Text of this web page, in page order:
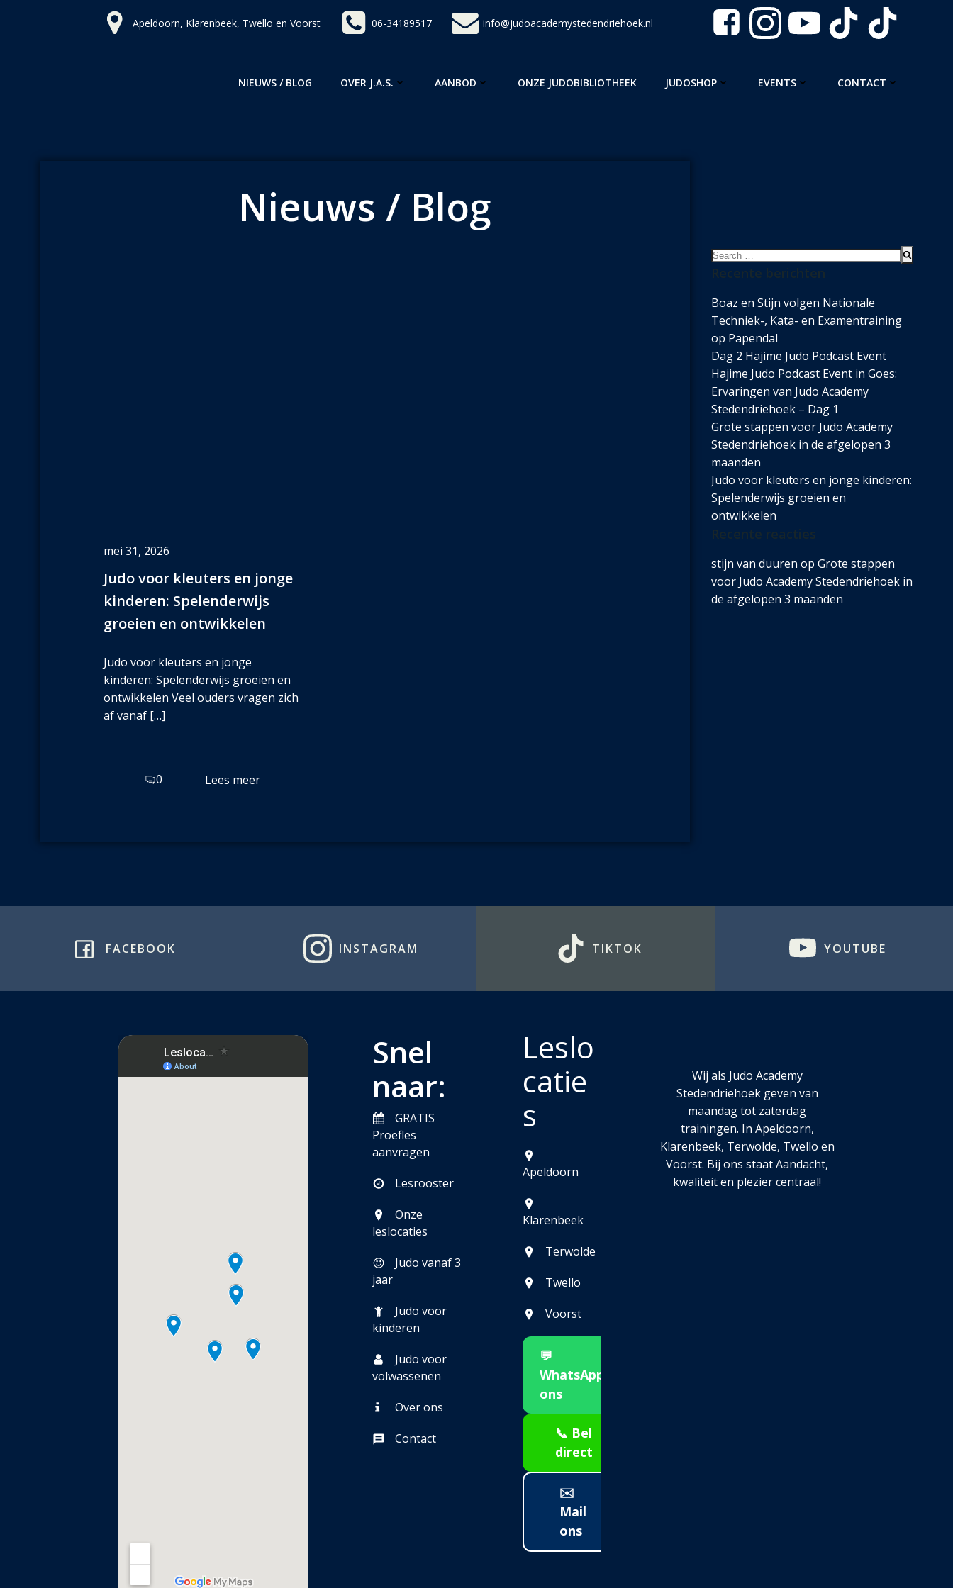
Apeldoorn, Klarenbeek, Twello en Voorst 06-34189517 info@judoacademystedendriehoek.nl
NIEUWS / BLOG OVER J.A.S. AANBOD ONZE JUDOBIBLIOTHEEK JUDOSHOP EVENTS CONTACT
Nieuws / Blog
mei 31, 2026
Judo voor kleuters en jonge
kinderen: Spelenderwijs
groeien en ontwikkelen
Judo voor kleuters en jonge
kinderen: Spelenderwijs groeien en
ontwikkelen Veel ouders vragen zich
af vanaf […]
0 Lees meer
Search
Boaz en Stijn volgen Nationale
Techniek-, Kata- en Examentraining
op Papendal
Dag 2 Hajime Judo Podcast Event
Hajime Judo Podcast Event in Goes:
Ervaringen van Judo Academy
Stedendriehoek – Dag 1
Grote stappen voor Judo Academy
Stedendriehoek in de afgelopen 3
maanden
Judo voor kleuters en jonge kinderen:
Spelenderwijs groeien en
ontwikkelen
stijn van duuren op Grote stappen
voor Judo Academy Stedendriehoek in
de afgelopen 3 maanden
FACEBOOK INSTAGRAM TIKTOK YOUTUBE
Snel
naar:
GRATIS
Proefles
aanvragen
Lesrooster
Onze
leslocaties
Judo vanaf 3
jaar
Judo voor
kinderen
Judo voor
volwassenen
Over ons
Contact
Leslo
catie
s
Apeldoorn
Klarenbeek
Terwolde
Twello
Voorst
💬
WhatsApp
ons
📞 Bel
direct
✉️
Mail
ons
Wij als Judo Academy
Stedendriehoek geven van
maandag tot zaterdag
trainingen. In Apeldoorn,
Klarenbeek, Terwolde, Twello en
Voorst. Bij ons staat Aandacht,
kwaliteit en plezier centraal!